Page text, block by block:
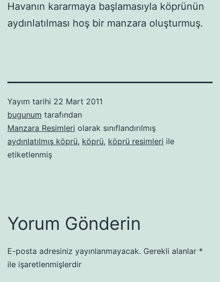
Havanın kararmaya başlamasıyla köprünün
aydınlatılması hoş bir manzara oluşturmuş.
Yayım tarihi 22 Mart 2011
bugunum tarafından
Manzara Resimleri olarak sınıflandırılmış
aydınlatılmış köprü, köprü, köprü resimleri ile
etiketlenmiş
Yorum Gönderin
E-posta adresiniz yayınlanmayacak. Gerekli alanlar *
ile işaretlenmişlerdir